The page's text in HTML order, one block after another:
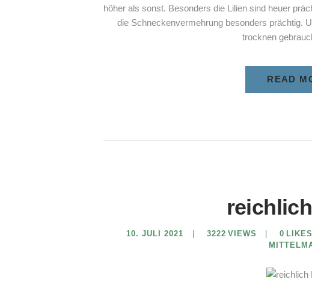
höher als sonst. Besonders die Lilien sind heuer
die Schneckenvermehrung besonders prächtig.
trocknen
READ
10. JULI 2021 3222 VIEWS 0 LIKES